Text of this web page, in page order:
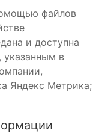
файлов
и доступна
в
Яндекс Метрика;